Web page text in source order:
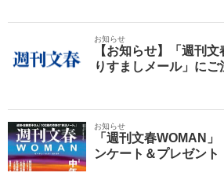
お知らせ
【お知らせ】「週刊
りすましメール」にご
お知らせ
「週刊文春WOMAN
ンケート＆プレゼント